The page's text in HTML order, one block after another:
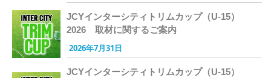
JCYインターシティトリムカップ（U-15）
2026 取材に関するご案内
2026年7月31日
JCYインターシティトリムカップ（U-15）